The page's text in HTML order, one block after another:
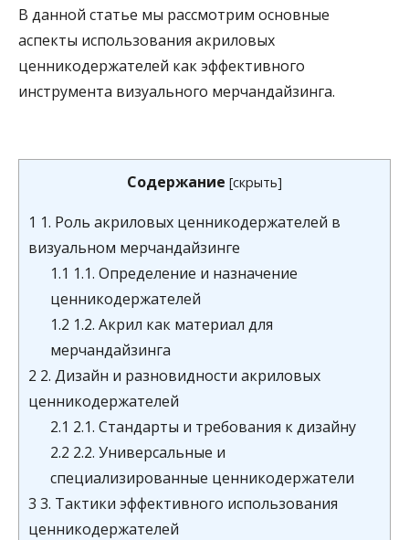
В данной статье мы рассмотрим основные
аспекты использования акриловых
ценникодержателей как эффективного
инструмента визуального мерчандайзинга.
Содержание [скрыть]
1 1. Роль акриловых ценникодержателей в
визуальном мерчандайзинге
1.1 1.1. Определение и назначение
ценникодержателей
1.2 1.2. Акрил как материал для
мерчандайзинга
2 2. Дизайн и разновидности акриловых
ценникодержателей
2.1 2.1. Стандарты и требования к дизайну
2.2 2.2. Универсальные и
специализированные ценникодержатели
3 3. Тактики эффективного использования
ценникодержателей